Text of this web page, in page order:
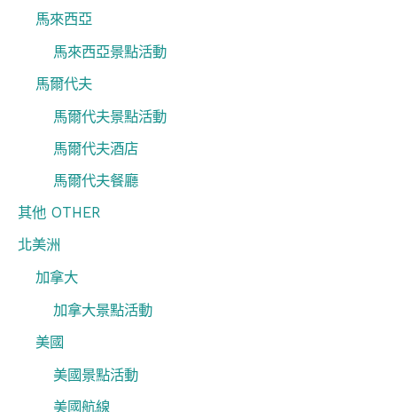
馬來西亞
馬來西亞景點活動
馬爾代夫
馬爾代夫景點活動
馬爾代夫酒店
馬爾代夫餐廳
其他 OTHER
北美洲
加拿大
加拿大景點活動
美國
美國景點活動
美國航線